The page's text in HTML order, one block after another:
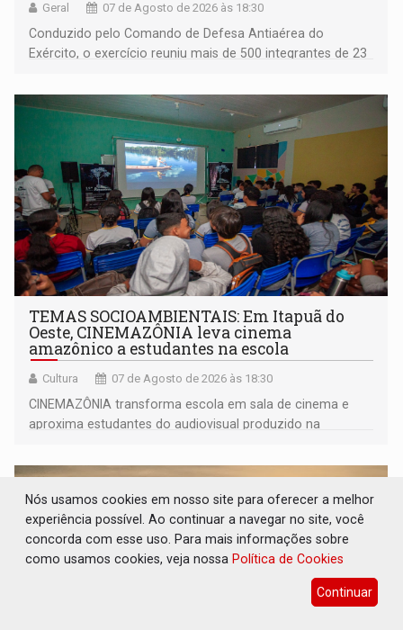
Geral 07 de Agosto de 2026 às 18:30
Conduzido pelo Comando de Defesa Antiaérea do
Exército, o exercício reuniu mais de 500 integrantes de 23
TEMAS SOCIOAMBIENTAIS: Em Itapuã do
Oeste, CINEMAZÔNIA leva cinema
amazônico a estudantes na escola
Cultura 07 de Agosto de 2026 às 18:30
CINEMAZÔNIA transforma escola em sala de cinema e
aproxima estudantes do audiovisual produzido na
Nós usamos cookies em nosso site para oferecer a melhor
experiência possível. Ao continuar a navegar no site, você
concorda com esse uso. Para mais informações sobre
como usamos cookies, veja nossa Política de Cookies
Continuar